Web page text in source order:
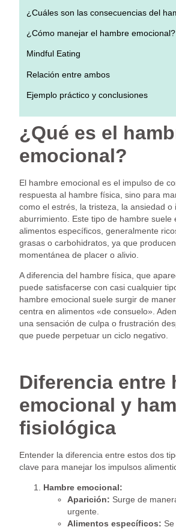
¿Cuáles son las consecuencias del
¿Cómo manejar el hambre emocional?
Mindful Eating
Relación entre ambos
Ejemplo práctico y conclusiones
¿Qué es el
emocional?
El hambre emocional es el impulso de
respuesta al hambre física, sino para
como el estrés, la tristeza, la ansiedad o
aburrimiento. Este tipo de hambre suele
alimentos específicos, generalmente
grasas o carbohidratos, ya que
momentánea de placer o alivio.
A diferencia del hambre física, que
puede satisfacerse con casi cualquier
hambre emocional suele surgir de
centra en alimentos «de consuelo».
una sensación de culpa o frustración
que puede perpetuar un ciclo negativo.
Diferencia entre
emocional y
fisiológica
Entender la diferencia entre estos dos
clave para manejar los impulsos
Hambre emocional:
Aparición: Surge de
urgente.
Alimentos específicos: